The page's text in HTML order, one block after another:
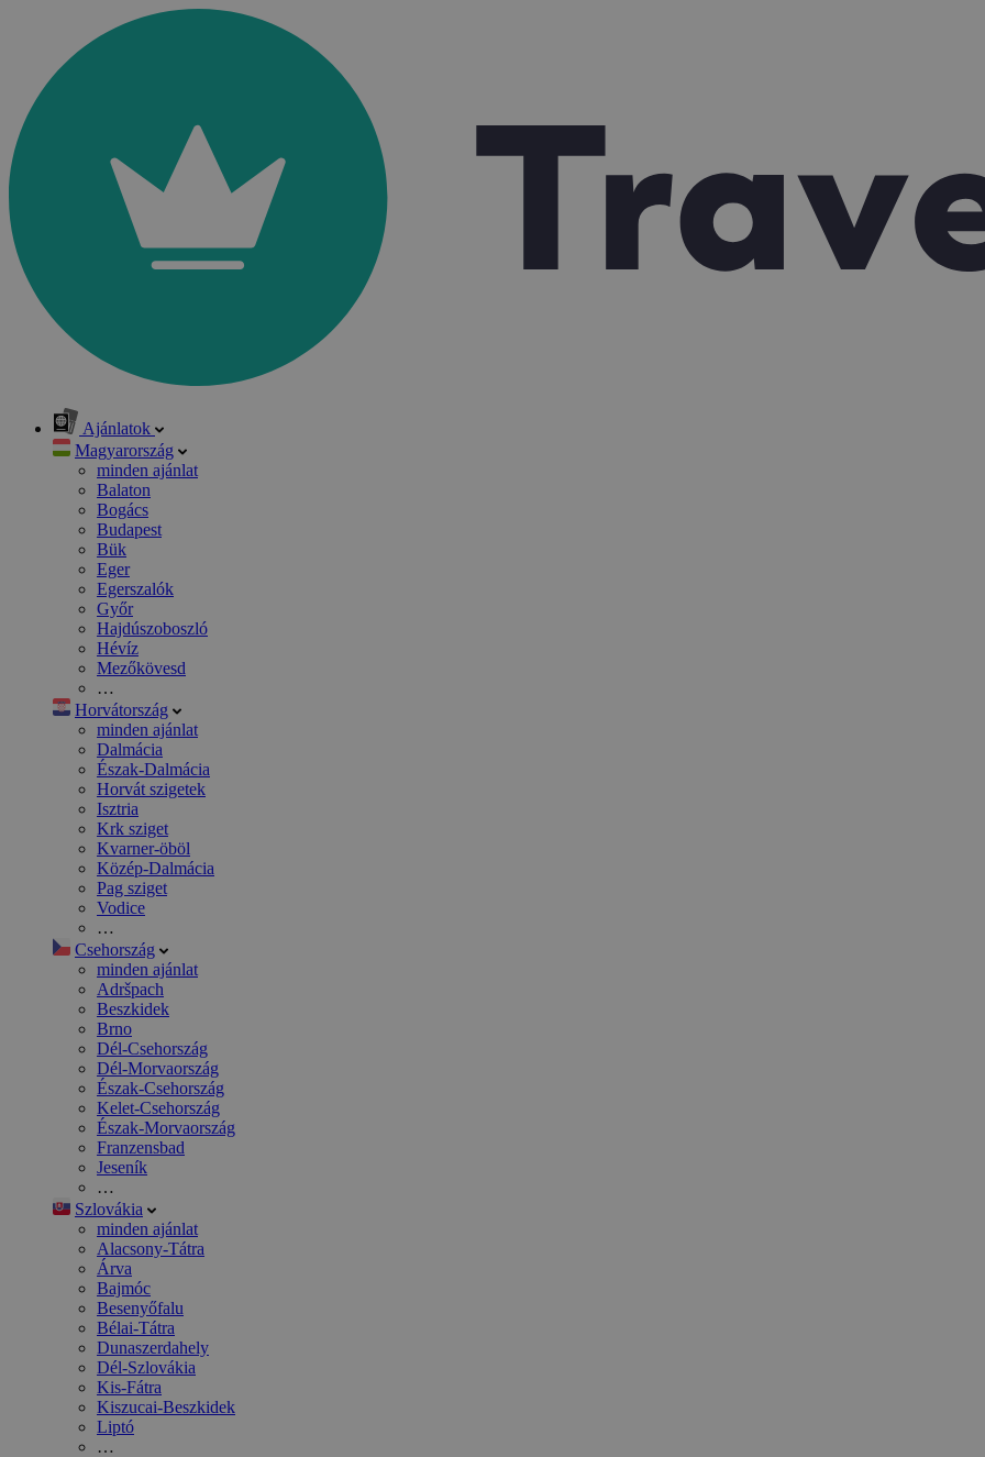
Ajánlatok
Magyarország
minden ajánlat
Balaton
Bogács
Budapest
Bük
Eger
Egerszalók
Győr
Hajdúszoboszló
Hévíz
Mezőkövesd
…
Horvátország
minden ajánlat
Dalmácia
Észak-Dalmácia
Horvát szigetek
Isztria
Krk sziget
Kvarner-öböl
Közép-Dalmácia
Pag sziget
Vodice
…
Csehország
minden ajánlat
Adršpach
Beszkidek
Brno
Dél-Csehország
Dél-Morvaország
Észak-Csehország
Kelet-Csehország
Észak-Morvaország
Franzensbad
Jeseník
…
Szlovákia
minden ajánlat
Alacsony-Tátra
Árva
Bajmóc
Besenyőfalu
Bélai-Tátra
Dunaszerdahely
Dél-Szlovákia
Kis-Fátra
Kiszucai-Beszkidek
Liptó
…